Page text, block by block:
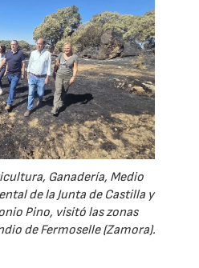
Ganadería, Medio
de la Junta de Castilla y
Pino, visitó las zonas
de Fermoselle (Zamora).